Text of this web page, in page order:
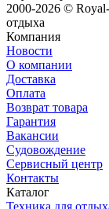
2000-2026 ©
отдыха
Компания
Новости
О компании
Доставка
Оплата
Возврат товара
Гарантия
Вакансии
Судовождение
Сервисный центр
Контакты
Каталог
Техника для